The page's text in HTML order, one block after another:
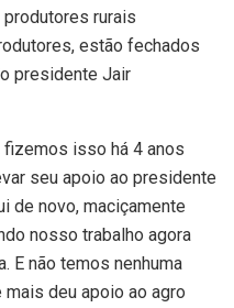
produtores rurais
estão fechados
presidente Jair
fizemos isso há 4 anos
seu apoio ao presidente
de novo, maciçamente
nosso trabalho agora
E não temos nenhuma
deu apoio ao agro